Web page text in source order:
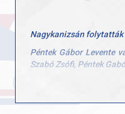
Nagykanizsán folytatták
Péntek Gábor Levente
Szabó Zsófi, Péntek